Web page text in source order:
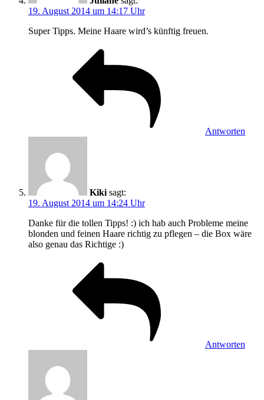
19. August 2014 um 14:17 Uhr
Super Tipps. Meine Haare wird’s künftig freuen.
Antworten
Kiki sagt:
19. August 2014 um 14:24 Uhr
Danke für die tollen Tipps! :) ich hab auch Probleme meine
blonden und feinen Haare richtig zu pflegen – die Box wäre
also genau das Richtige :)
Antworten